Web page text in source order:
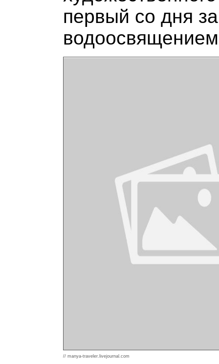
первый со дня
// manya-traveler.livejournal.com